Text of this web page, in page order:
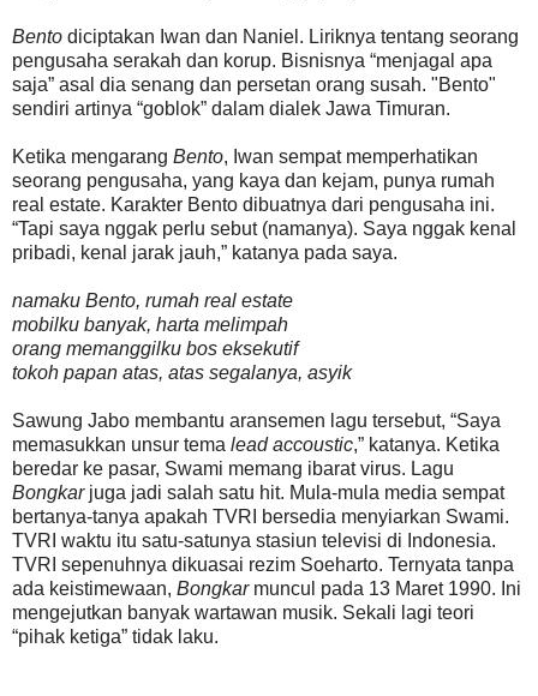
Bento diciptakan Iwan dan Naniel. Liriknya tentang seorang
pengusaha serakah dan korup. Bisnisnya “menjagal apa
saja” asal dia senang dan persetan orang susah. "Bento"
sendiri artinya “goblok” dalam dialek Jawa Timuran.
Ketika mengarang Bento, Iwan sempat memperhatikan
seorang pengusaha, yang kaya dan kejam, punya rumah
real estate. Karakter Bento dibuatnya dari pengusaha ini.
“Tapi saya nggak perlu sebut (namanya). Saya nggak kenal
pribadi, kenal jarak jauh,” katanya pada saya.
namaku Bento, rumah real estate
mobilku banyak, harta melimpah
orang memanggilku bos eksekutif
tokoh papan atas, atas segalanya, asyik
Sawung Jabo membantu aransemen lagu tersebut, “Saya
memasukkan unsur tema lead accoustic,” katanya. Ketika
beredar ke pasar, Swami memang ibarat virus. Lagu
Bongkarjuga jadi salah satu hit. Mula-mula media sempat
bertanya-tanya apakah TVRI bersedia menyiarkan Swami.
TVRI waktu itu satu-satunya stasiun televisi di Indonesia.
TVRI sepenuhnya dikuasai rezim Soeharto. Ternyata tanpa
ada keistimewaan, Bongkarmuncul pada 13 Maret 1990. Ini
mengejutkan banyak wartawan musik. Sekali lagi teori
“pihak ketiga” tidak laku.